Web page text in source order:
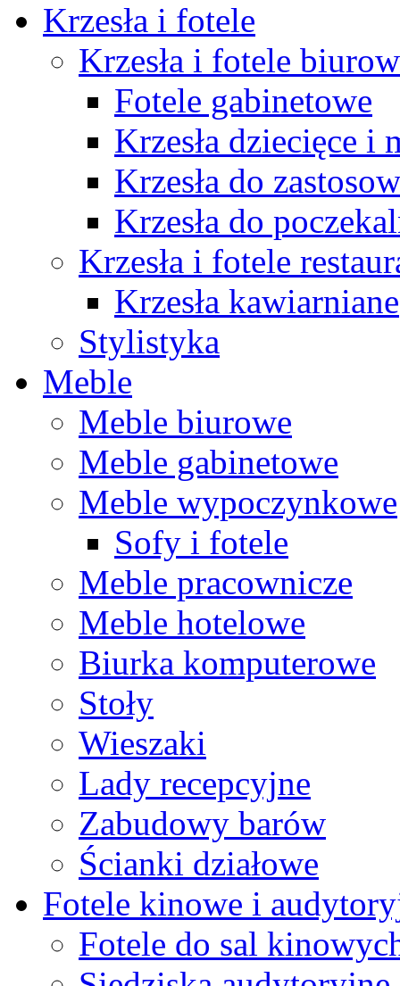
Krzesła i fotele
Krzesła i fotele
Fotele gabinetowe
Krzesła dziecięce i
Krzesła do
Krzesła do
Krzesła i fotele
Krzesła kawiarniane
Stylistyka
Meble
Meble biurowe
Meble gabinetowe
Meble wypoczynkowe
Sofy i fotele
Meble pracownicze
Meble hotelowe
Biurka komputerowe
Stoły
Wieszaki
Lady recepcyjne
Zabudowy barów
Ścianki działowe
Fotele kinowe i
Fotele do sal